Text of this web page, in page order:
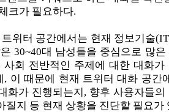
크가 필요하다.
트위터 공간에서는 현재 정보기술
30~40대 남성들을 중심으로 많
사회 전반적인 주제에 대한 대화가
, 이 때문에 현재 트위터 대화 공간
화가 진행되는지 , 향후 사용자들
질지 등 현재 상황을 진단할 필요가